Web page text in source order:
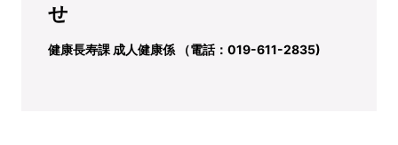
せ
健康長寿課 成人健康係 （電話：019-611-2835)